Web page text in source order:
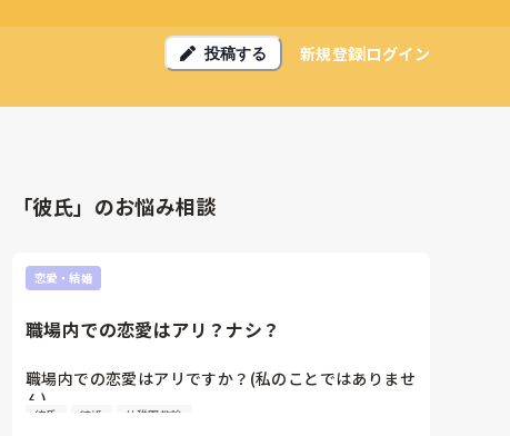
投稿する 新規登録ログイン
「彼氏」のお悩み相談
恋愛・結婚
職場内での恋愛はアリ？ナシ？
職場内での恋愛はアリですか？(私のことではありませ
ん)
ウチの園は男性保育士が数名おります。別に職務に支
彼氏 結婚 幼稚園教諭